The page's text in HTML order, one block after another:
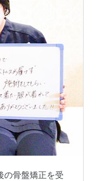
の骨盤矯正を受